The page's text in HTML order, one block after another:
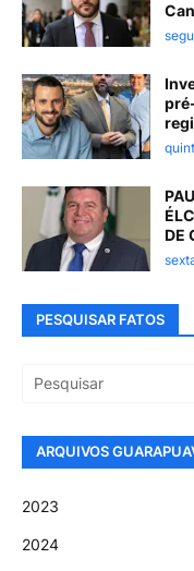
DE
PESQUISAR FATOS
ARQUIVOS
2023
2024